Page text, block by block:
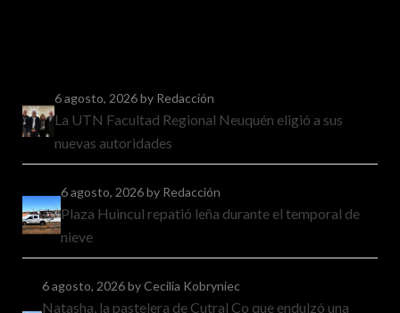
6 agosto, 2026by Redacción
La UTN Facultad Regional Neuquén eligió a sus
nuevas autoridades
6 agosto, 2026by Redacción
Plaza Huincul repatió leña durante el temporal de
nieve
6 agosto, 2026by Cecilia Kobryniec
Natasha, la pastelera de Cutral Co que endulzó una